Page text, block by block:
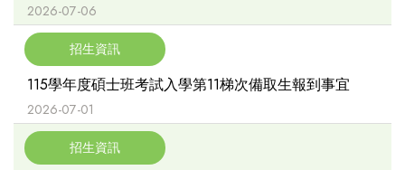
2026-07-06
招生資訊
115學年度碩士班考試入學第11梯次備取生報到事宜
2026-07-01
招生資訊